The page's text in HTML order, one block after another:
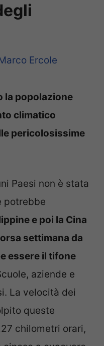
Ercole
la popolazione
climatico
pericolosissime
Paesi non è stata
potrebbe
e poi la Cina
settimana da
essere il tifone
aziende e
La velocità dei
queste
chilometri orari,